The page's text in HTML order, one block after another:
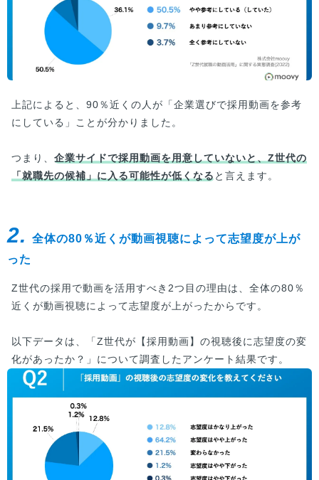
上記によると、90％近くの人が「企業選びで採用動画を参考
にしている」ことが分かりました。
つまり、 企業サイドで採用動画を用意していないと、Z世代の
「就職先の候補」に入る可能性が低くなる と言えます。
2.
全体の80％近くが動画視聴によって志望度が上が
った
Z世代の採用で動画を活用すべき2つ目の理由は、全体の80％
近くが動画視聴によって志望度が上がったからです。
以下データは、「Z世代が【採用動画】の視聴後に志望度の変
化があったか？」について調査したアンケート結果です。